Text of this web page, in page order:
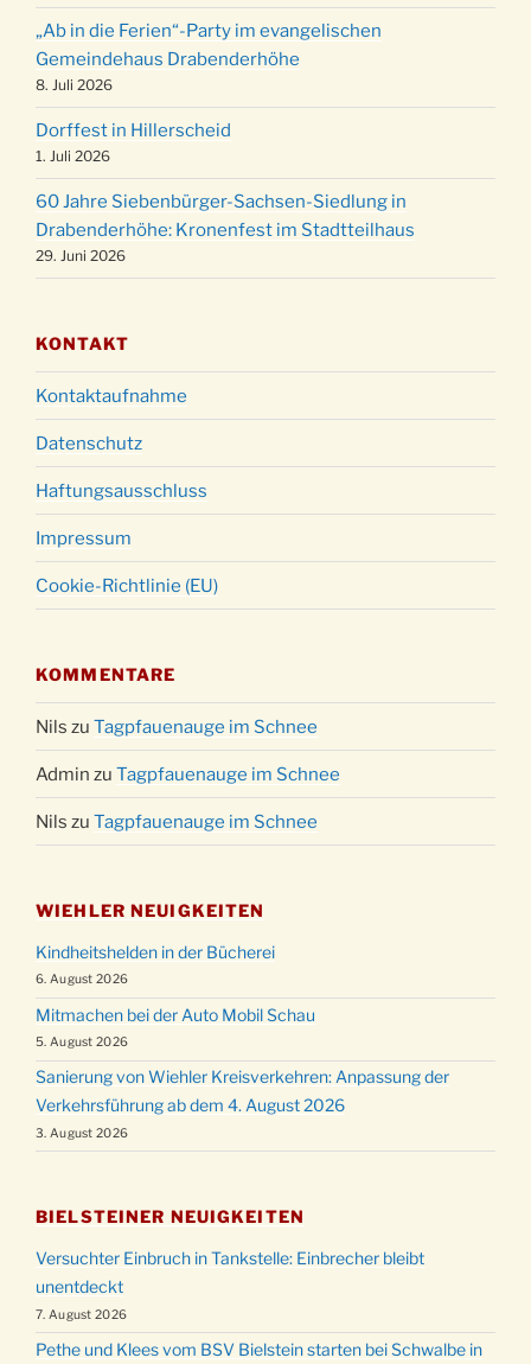
24.12.
Weihnachtsgottesdienst in der Kirche um
15:00 Uhr
24.12.
Weihnachtsgottesdienst in der Kirche um
18:00 Uhr
24.12.
Christmette mit der ev. Jugend in der Kirche
um 23:00 Uhr
31.12.
Gottesdienst zu Silvester in der Kirche um
18:00 Uhr
„Ab in die Ferien“-Party im evangelischen
Gemeindehaus Drabenderhöhe
8. Juli 2026
Dorffest in Hillerscheid
1. Juli 2026
60 Jahre Siebenbürger-Sachsen-Siedlung in
Drabenderhöhe: Kronenfest im Stadtteilhaus
29. Juni 2026
KONTAKT
Kontaktaufnahme
Datenschutz
Haftungsausschluss
Impressum
Cookie-Richtlinie (EU)
KOMMENTARE
Nils zu Tagpfauenauge im Schnee
Admin zu Tagpfauenauge im Schnee
Nils zu Tagpfauenauge im Schnee
WIEHLER NEUIGKEITEN
Kindheitshelden in der Bücherei
6. August 2026
Mitmachen bei der Auto Mobil Schau
5. August 2026
Sanierung von Wiehler Kreisverkehren: Anpassung der
Verkehrsführung ab dem 4. August 2026
3. August 2026
BIELSTEINER NEUIGKEITEN
Versuchter Einbruch in Tankstelle: Einbrecher bleibt
unentdeckt
7. August 2026
Pethe und Klees vom BSV Bielstein starten bei Schwalbe in